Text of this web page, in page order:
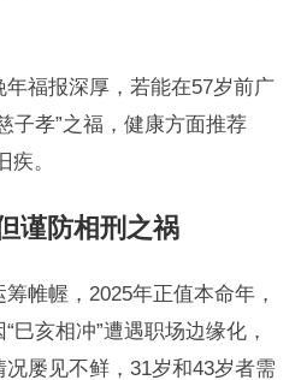
福报深厚，若能在57岁前广
子孝”之福，健康方面推荐
疾。
谨防相刑之祸
帷幄，2025年正值本命年，
巳亥相冲”遭遇职场边缘化，
屡见不鲜，31岁和43岁者需